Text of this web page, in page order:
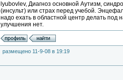
lyubovlev, Диагноз основной Аутизм,
(инсульт) или страх перед учебой.
надо ехать в областной центр делать под
улучшения нет.
размещено 11-9-08 в 19:19